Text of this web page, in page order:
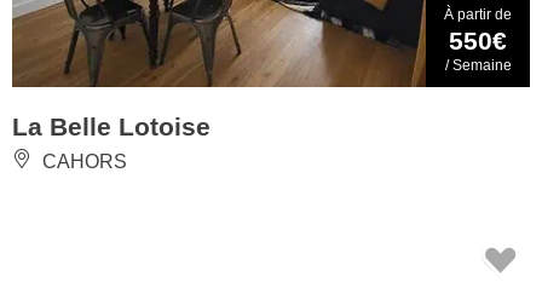
À partir de
550€
/ Semaine
La Belle Lotoise
CAHORS